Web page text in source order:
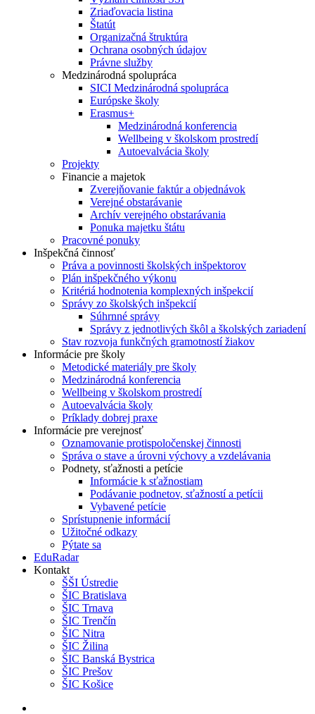
Zriaďovacia listina
Štatút
Organizačná štruktúra
Ochrana osobných údajov
Právne služby
Medzinárodná spolupráca
SICI Medzinárodná spolupráca
Európske školy
Erasmus+
Medzinárodná konferencia
Wellbeing v školskom prostredí
Autoevalvácia školy
Projekty
Financie a majetok
Zverejňovanie faktúr a objednávok
Verejné obstarávanie
Archív verejného obstarávania
Ponuka majetku štátu
Pracovné ponuky
Inšpekčná činnosť
Práva a povinnosti školských inšpektorov
Plán inšpekčného výkonu
Kritériá hodnotenia komplexných inšpekcií
Správy zo školských inšpekcií
Súhrnné správy
Správy z jednotlivých škôl a školských zariadení
Stav rozvoja funkčných gramotností žiakov
Informácie pre školy
Metodické materiály pre školy
Medzinárodná konferencia
Wellbeing v školskom prostredí
Autoevalvácia školy
Príklady dobrej praxe
Informácie pre verejnosť
Oznamovanie protispoločenskej činnosti
Správa o stave a úrovni výchovy a vzdelávania
Podnety, sťažnosti a petície
Informácie k sťažnostiam
Podávanie podnetov, sťažností a petícii
Vybavené petície
Sprístupnenie informácií
Užitočné odkazy
Pýtate sa
EduRadar
Kontakt
ŠŠI Ústredie
ŠIC Bratislava
ŠIC Trnava
ŠIC Trenčín
ŠIC Nitra
ŠIC Žilina
ŠIC Banská Bystrica
ŠIC Prešov
ŠIC Košice